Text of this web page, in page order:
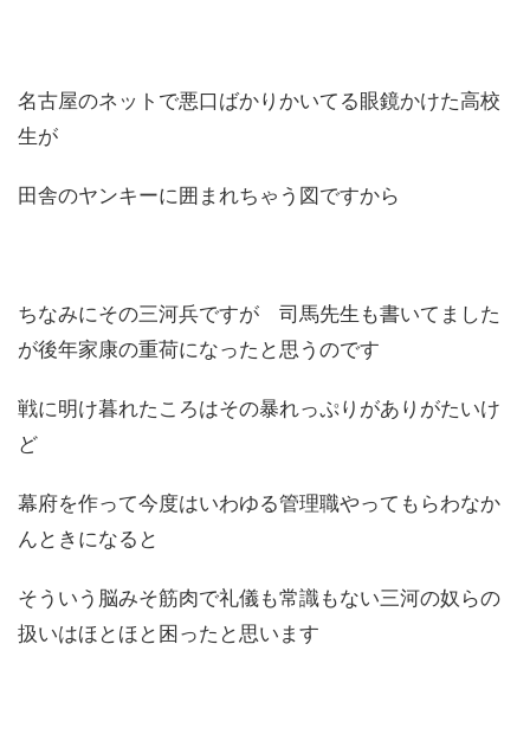
名古屋のネットで悪口ばかりかいてる眼鏡かけた高校
生が
田舎のヤンキーに囲まれちゃう図ですから
ちなみにその三河兵ですが 司馬先生も書いてました
が後年家康の重荷になったと思うのです
戦に明け暮れたころはその暴れっぷりがありがたいけ
ど
幕府を作って今度はいわゆる管理職やってもらわなか
んときになると
そういう脳みそ筋肉で礼儀も常識もない三河の奴らの
扱いはほとほと困ったと思います